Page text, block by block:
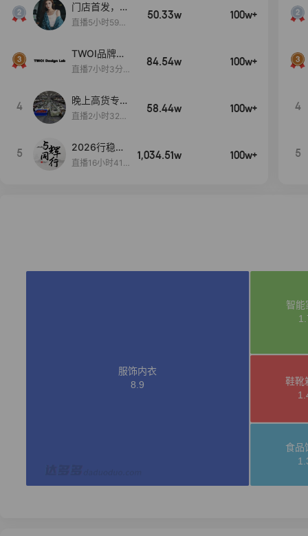
门店首发，秋
款大上新！！
直播5小时59分
50.33w 100w+
TWOI品牌直
播间新款上
直播7小时3分5
84.54w 100w+
4
晚上高货专场
大放漏
直播2小时32分
58.44w 100w+
5
2026行稳致
远
直播16小时41
1,034.51w 100w+
4
5